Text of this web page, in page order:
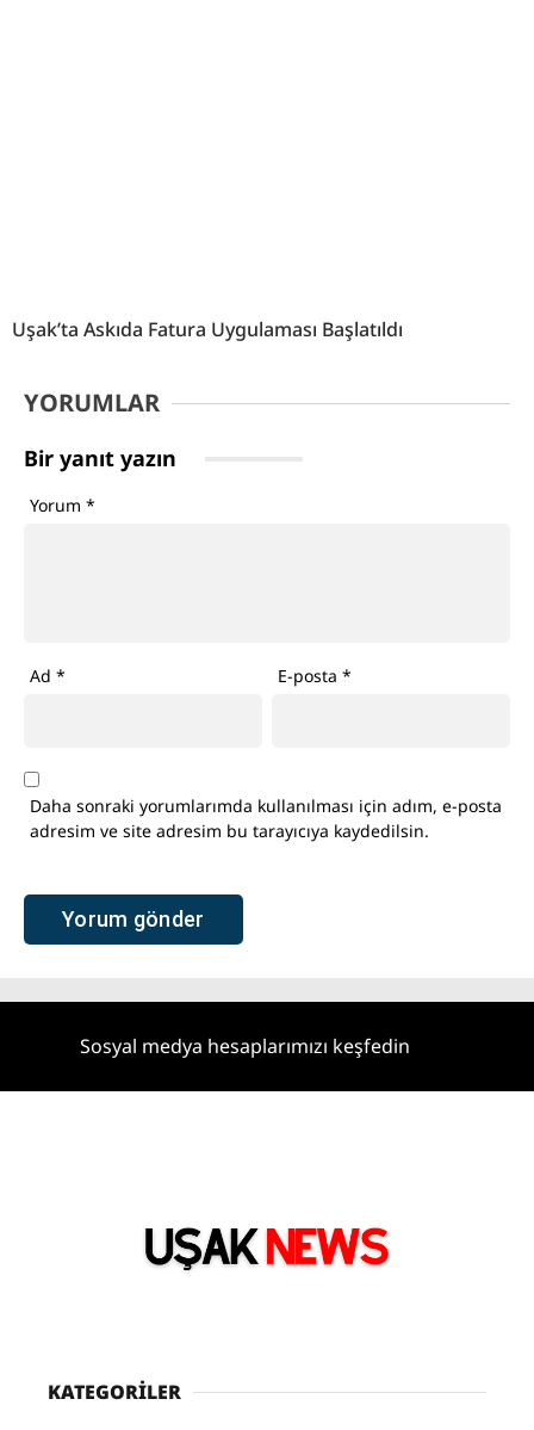
Uşak’ta Askıda Fatura Uygulaması Başlatıldı
YORUMLAR
Bir yanıt yazın
Yorum *
Ad * E-posta*
Daha sonraki yorumlarımda kullanılması için adım, e-posta
adresim ve site adresim bu tarayıcıya kaydedilsin.
Sosyal medya hesaplarımızı keşfedin
KATEGORİLER